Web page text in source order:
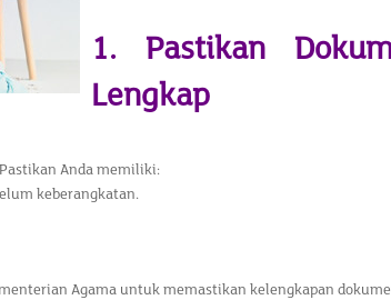
1. Pastikan
Lengkap
Anda memiliki:
keberangkatan.
Agama untuk memastikan kelengkapan